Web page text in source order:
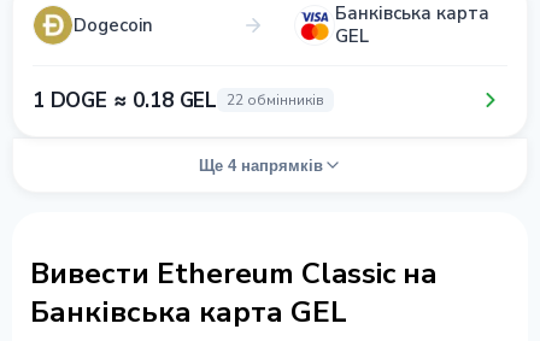
Dogecoin
Банківська карта
GEL
1 DOGE ≈ 0.18 GEL 22 обмінників
Ще 4 напрямків
Вивести Ethereum Classic на
Банківська карта GEL